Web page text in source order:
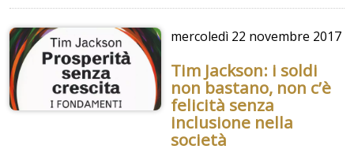
mercoledì 22 novembre 2017
Tim Jackson: i soldi
non bastano, non c’è
felicità senza
inclusione nella
società